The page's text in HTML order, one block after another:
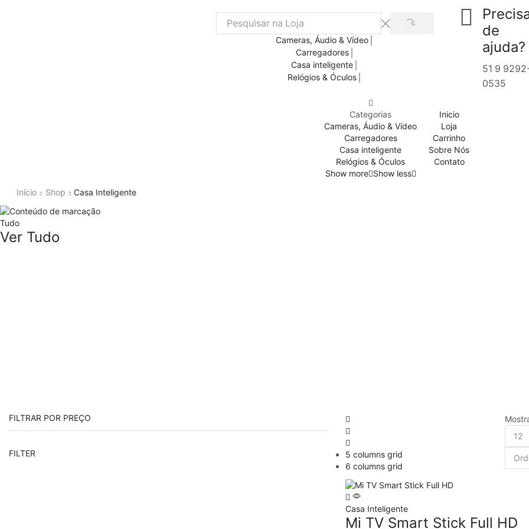
Cameras, Áudio & Vídeo
Carregadores
Casa inteligente
Relógios & Óculos
de
ajuda?
51 9
0535
Categorias
Cameras, Áudio & Vídeo
Carregadores
Casa inteligente
Relógios & Óculos
Show more Show less
Inicio
Loja
Carrinho
Sobre Nós
Contato
Início Shop Casa Inteligente
Tudo
Ver Tudo
FILTRAR POR PREÇO
FILTER
5 columns grid
6 columns grid
Casa Inteligente
Mi TV Smart Stick Full HD